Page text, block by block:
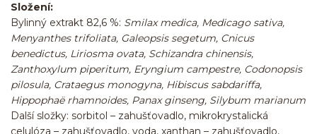
Složení:
Bylinný extrakt 82,6 %: Smilax medica, Medicago sativa,
Menyanthes trifoliata, Galeopsis segetum, Cnicus
benedictus, Liriosma ovata, Schizandra chinensis,
Zanthoxylum piperitum, Eryngium campestre, Codonopsis
pilosula, Crataegus monogyna, Hibiscus sabdariffa,
Hippophaë rhamnoides, Panax ginseng, Silybum marianum
Další složky: sorbitol – zahušťovadlo, mikrokrystalická
celulóza – zahušťovadlo, voda, xanthan – zahušťovadlo,